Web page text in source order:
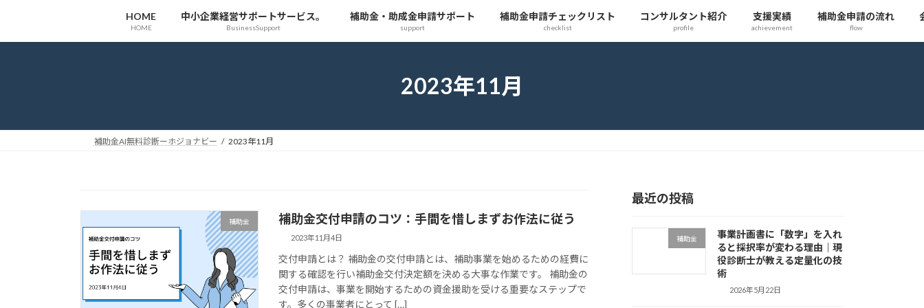
テ
ゲ
HOME
HOME
中小企業経営サポートサービス。
BusinessSupport
補助金・助成金申請サポート
support
補助金申請チェックリスト
checklist
コンサルタント紹介
profile
支援実績
achievement
補助金申請の流れ
flow
2023年11月
補助金AI無料診断ーホジョナビー 2023年11月
補助金 補助金交付申請のコツ：手間を惜しまずお作法に従う
2023年11月4日
交付申請とは？ 補助金の交付申請とは、補助事業を始めるための経費に
関する確認を行い補助金交付決定額を決める大事な作業です。 補助金の
交付申請は、事業を開始するための資金援助を受ける重要なステップで
す。多くの事業者にとって […]
最近の投稿
補助金
事業計画書に「数字」を入れ
ると採択率が変わる理由｜現
役診断士が教える定量化の技
術
2026年5月22日